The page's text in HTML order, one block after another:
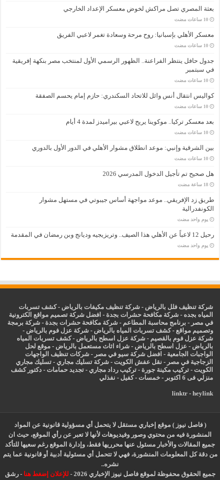
بعثة المصري تصل مراكش لخوض معسكر الإعداد الخارجي
‏10 ساعات مضت
معسكر الأهلي بإسبانيا: روح مرحة وسعادة تغمر لاعبي الفريق
‏10 ساعات مضت
جدول حافل ينتظر الفراعنة.. الظهور الرسمي الأول لمنتخب مصر بنكهة إفريقية
في سبتمبر
‏10 ساعات مضت
كواليس انتقال أنس وائل للاتحاد السكندري: حازم إمام يحسم الصفقة
‏10 ساعات مضت
بعد معسكر تركيا.. موكوينا يريح لاعبي بيراميدز لمدة 4 أيام
‏10 ساعات مضت
بين الشرقية وإنبي: موعد انطلاق مشوار الأهلي في الدور الأول بالدوري
‏10 ساعات مضت
هل صحيح تم تأجيل الدخول المدرسي 2026
‏18 ساعة مضت
طريق زد الإفريقي.. موعد مواجهة أساس جيبوتي في مستهل مشوار
الكونفدرالية
‏يوم واحد مضت
رحيل 12 لاعباً عن الأهلي هذا الصيف.. وتريزيجيه وديانج وبن رمضان في المقدمة
‏يوم واحد مضت
شركة تنظيف فلل بالرياض -شركة تنظيف مكيفات بالرياض -كشف تسربات
المياه بجده -شركة مكافحة حشرات بجدة - افضل شركة تصميم مواقع الكترونية
في مصر - برنامج محاسبة المطاعم -شركة مكافحة حشرات بجدة -شركة برمجة
وتصميم مواقع -كشف تسربات المياه بالرياض -شركة عزل فوم بالرياض -
شركة عزل فوم بالقصيم -شركة عزل اسطح بالرياض -كشف تسربات المياه
بالرياض - عزل اسطح بالرياض -شراء اثاث مستعمل بالرياض - موقع لحل
الواجبات الجامعية - افضل شركة سيو في مصر -شركات تنظيف الواجهات
الزجاجية في مصر - نقل عفش الكويت -شركة تسليك مجاري -تسليك مجاري
الكويت -تركيب مكينة جورة -تركيب رداد مجاري -تجديد حمامات -دكتور كشف
منزلي فى 6 اكتوبر
-خمسات -كفيل - نفذلي
linktr- heylink
( فاصل نيوز ) موقع إخباري مستقل لا يتحمل أي مسؤولية قانونية عن المواد
المنشورة فيه من محتوي وصور وفيديوهات لأنها لا تعبر عن رأي الموقع، حيث ان
جميع المقالات والأخبار مسئول عنها محرريها فقط، وإدارة الموقع رغم سعيها للتأكد
من دقة كل المعلومات المنشورة، فهي لا تتحمل أي مسئولية أدبية أو قانونية عما يتم
نشره..
جميع الحقوق محفوظة لموقع فاصل نيوز الإخباري 2026 -
للإعلان إضغط هنا -رشق